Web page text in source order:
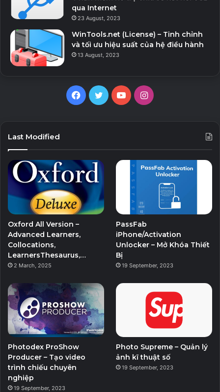
Liên hệ với chúng tôi thông qua ứng dụng và chúng tôi
đảm bảo bạn sẽ hài lòng!
qua Internet
23 August, 2023
WinTools.net (License) – Tinh chỉnh
và tối ưu hiệu suất của hệ điều hành
13 August, 2023
Facebook
TwitterYouTubeInstagram
Last Modified
Oxford All Version –
Advanced Learners,
Collocations,
LearnersThesaurus,…
2 March, 2025
PassFab
iPhone/Activation
Unlocker – Mở Khóa Thiết
Bị
19 September, 2023
Photodex ProShow
Producer – Tạo video
trình chiếu chuyên
nghiệp
19 September, 2023
Photo Supreme – Quản lý
ảnh kĩ thuật số
19 September, 2023